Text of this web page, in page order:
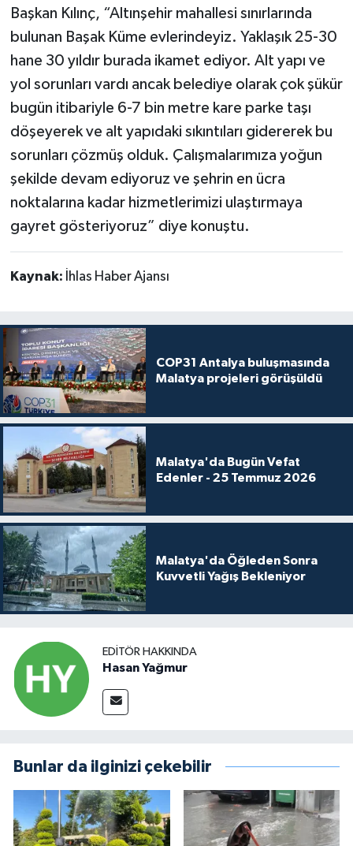
Başkan Kılınç, “Altınşehir mahallesi sınırlarında
bulunan Başak Küme evlerindeyiz. Yaklaşık 25-30
hane 30 yıldır burada ikamet ediyor. Alt yapı ve
yol sorunları vardı ancak belediye olarak çok şükür
bugün itibariyle 6-7 bin metre kare parke taşı
döşeyerek ve alt yapıdaki sıkıntıları gidererek bu
sorunları çözmüş olduk. Çalışmalarımıza yoğun
şekilde devam ediyoruz ve şehrin en ücra
noktalarına kadar hizmetlerimizi ulaştırmaya
gayret gösteriyoruz” diye konuştu.
Kaynak: İhlas Haber Ajansı
COP31 Antalya buluşmasında
Malatya projeleri görüşüldü
Malatya'da Bugün Vefat
Edenler - 25 Temmuz 2026
Malatya'da Öğleden Sonra
Kuvvetli Yağış Bekleniyor
EDITÖR HAKKINDA
Hasan Yağmur
Bunlar da ilginizi çekebilir